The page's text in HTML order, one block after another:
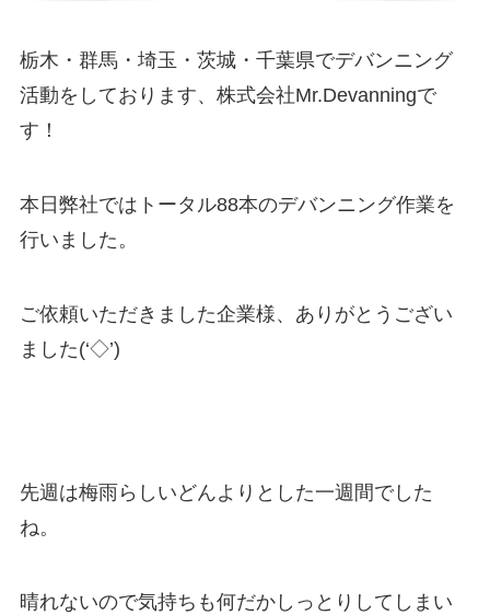
栃木・群馬・埼玉・茨城・千葉県でデバンニング
活動をしております、株式会社Mr.Devanningで
す！
本日弊社ではトータル88本のデバンニング作業を
行いました。
ご依頼いただきました企業様、ありがとうござい
ました(‘◇’)ゞ
先週は梅雨らしいどんよりとした一週間でした
ね。
晴れないので気持ちも何だかしっとりしてしまい